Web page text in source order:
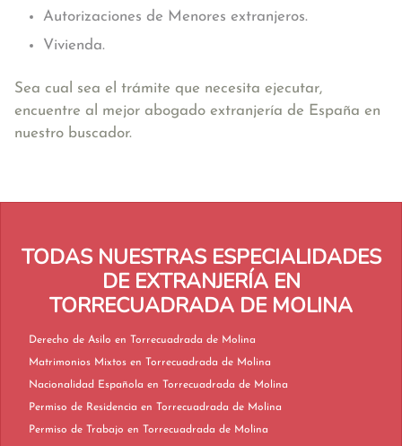
Autorizaciones de Menores extranjeros.
Vivienda.
Sea cual sea el trámite que necesita ejecutar,
encuentre al mejor abogado extranjería de España en
nuestro buscador.
TODAS NUESTRAS ESPECIALIDADES
DE EXTRANJERÍA EN
TORRECUADRADA DE MOLINA
Derecho de Asilo en Torrecuadrada de Molina
Matrimonios Mixtos en Torrecuadrada de Molina
Nacionalidad Española en Torrecuadrada de Molina
Permiso de Residencia en Torrecuadrada de Molina
Permiso de Trabajo en Torrecuadrada de Molina